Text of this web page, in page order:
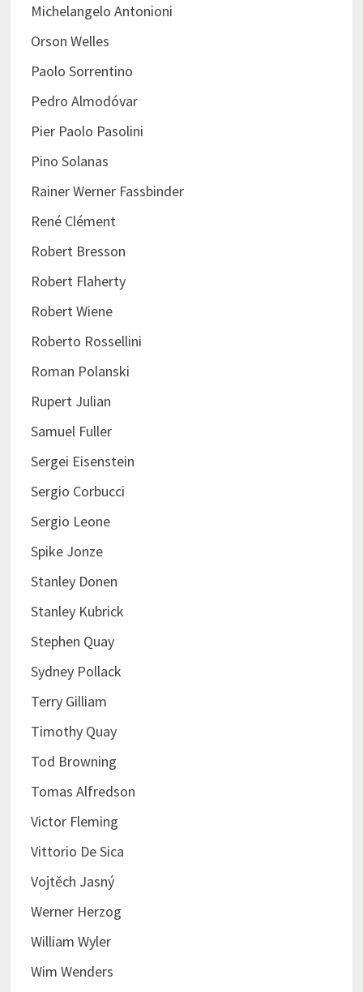
Michelangelo Antonioni
Orson Welles
Paolo Sorrentino
Pedro Almodóvar
Pier Paolo Pasolini
Pino Solanas
Rainer Werner Fassbinder
René Clément
Robert Bresson
Robert Flaherty
Robert Wiene
Roberto Rossellini
Roman Polanski
Rupert Julian
Samuel Fuller
Sergei Eisenstein
Sergio Corbucci
Sergio Leone
Spike Jonze
Stanley Donen
Stanley Kubrick
Stephen Quay
Sydney Pollack
Terry Gilliam
Timothy Quay
Tod Browning
Tomas Alfredson
Victor Fleming
Vittorio De Sica
Vojtěch Jasný
Werner Herzog
William Wyler
Wim Wenders